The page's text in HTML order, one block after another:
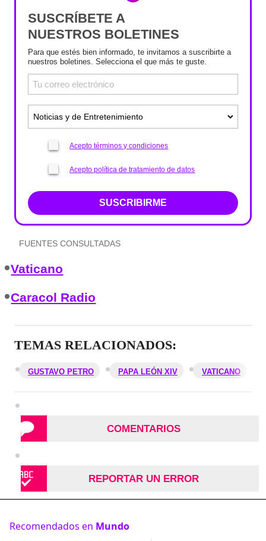
SUSCRÍBETE A
NUESTROS BOLETINES
Para que estés bien informado, te invitamos a suscribirte a
nuestros boletines. Selecciona el que más te guste.
Acepto términos y condiciones
Acepto política de tratamiento de datos
SUSCRIBIRME
FUENTES CONSULTADAS
Vaticano
Caracol Radio
TEMAS RELACIONADOS:
GUSTAVO PETRO PAPA LEÓN XIV VATICANO
COMENTARIOS
REPORTAR UN ERROR
Recomendados en Mundo